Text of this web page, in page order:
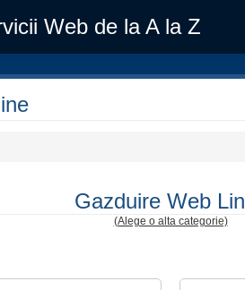
Web de la A la Z
Gazduire Web
(Alege o alta categorie)